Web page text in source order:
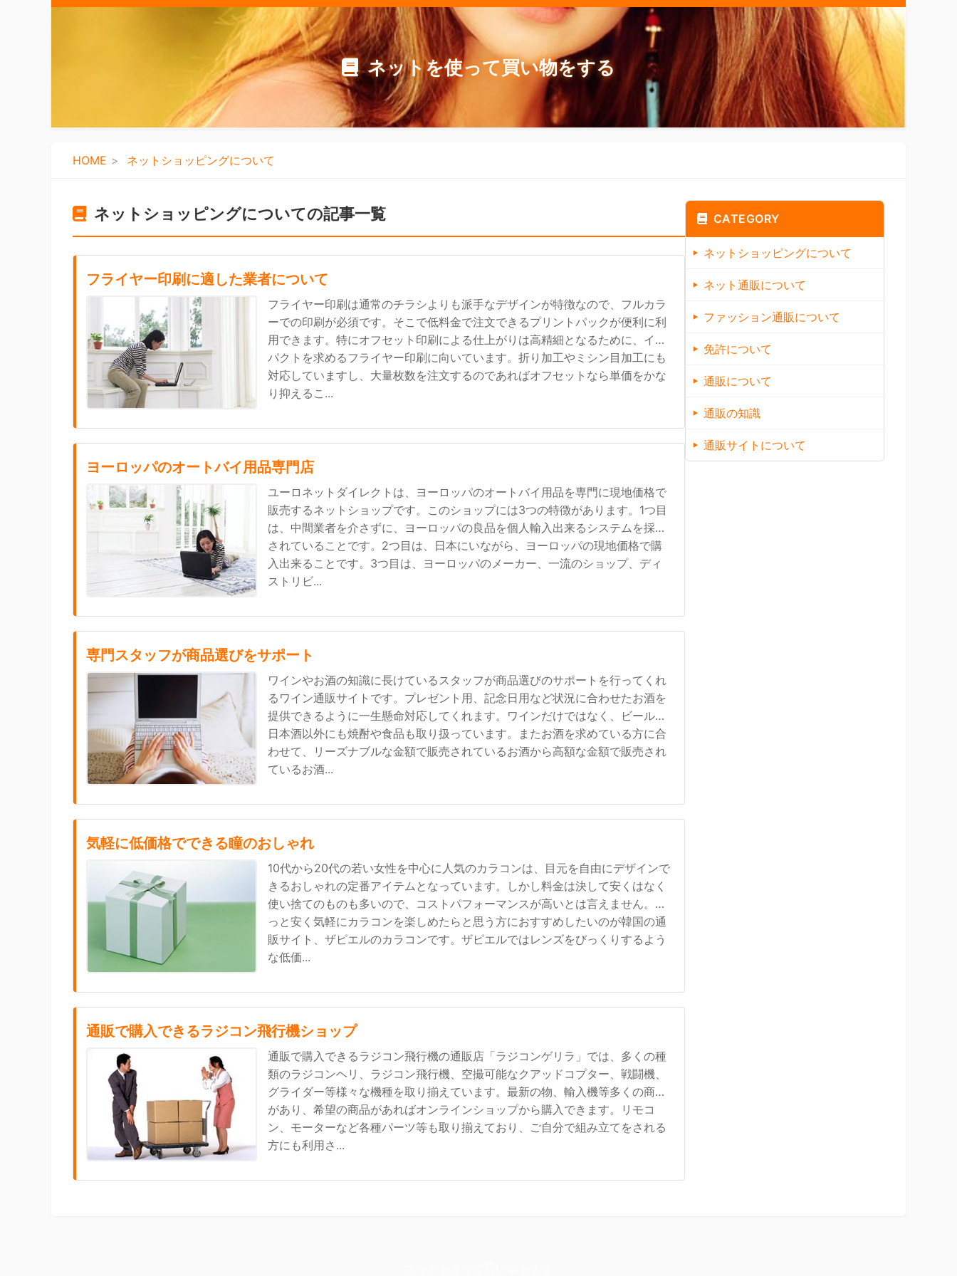
ネットを使って買い物をする
HOME ネットショッピングについて
ネットショッピングについての記事一覧
フライヤー印刷に適した業者について
フライヤー印刷は通常のチラシよりも派手なデザインが特徴なので、フルカラ
ーでの印刷が必須です。そこで低料金で注文できるプリントパックが便利に利
用できます。特にオフセット印刷による仕上がりは高精細となるために、イン
パクトを求めるフライヤー印刷に向いています。折り加工やミシン目加工にも
対応していますし、大量枚数を注文するのであればオフセットなら単価をかな
り抑えるこ...
ヨーロッパのオートバイ用品専門店
ユーロネットダイレクトは、ヨーロッパのオートバイ用品を専門に現地価格で
販売するネットショップです。このショップには3つの特徴があります。1つ目
は、中間業者を介さずに、ヨーロッパの良品を個人輸入出来るシステムを採用
されていることです。2つ目は、日本にいながら、ヨーロッパの現地価格で購
入出来ることです。3つ目は、ヨーロッパのメーカー、一流のショップ、ディ
ストリビ...
専門スタッフが商品選びをサポート
ワインやお酒の知識に長けているスタッフが商品選びのサポートを行ってくれ
るワイン通販サイトです。プレゼント用、記念日用など状況に合わせたお酒を
提供できるように一生懸命対応してくれます。ワインだけではなく、ビールや
日本酒以外にも焼酎や食品も取り扱っています。またお酒を求めている方に合
わせて、リーズナブルな金額で販売されているお酒から高額な金額で販売され
ているお酒...
気軽に低価格でできる瞳のおしゃれ
10代から20代の若い女性を中心に人気のカラコンは、目元を自由にデザインで
きるおしゃれの定番アイテムとなっています。しかし料金は決して安くはなく
使い捨てのものも多いので、コストパフォーマンスが高いとは言えません。も
っと安く気軽にカラコンを楽しめたらと思う方におすすめしたいのが韓国の通
販サイト、ザピエルのカラコンです。ザピエルではレンズをびっくりするよう
な低価...
通販で購入できるラジコン飛行機ショップ
通販で購入できるラジコン飛行機の通販店「ラジコンゲリラ」では、多くの種
類のラジコンヘリ、ラジコン飛行機、空撮可能なクアッドコプター、戦闘機、
グライダー等様々な機種を取り揃えています。最新の物、輸入機等多くの商品
があり、希望の商品があればオンラインショップから購入できます。リモコ
ン、モーターなど各種パーツ等も取り揃えており、ご自分で組み立てをされる
方にも利用さ...
CATEGORY
ネットショッピングについて
ネット通販について
ファッション通販について
免許について
通販について
通販の知識
通販サイトについて